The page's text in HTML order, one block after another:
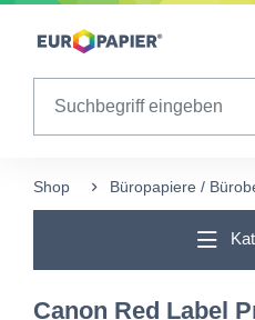
Table Of Content
Diese Produkte könnten Sie auch
Shop Büropapiere /
Canon Red Label